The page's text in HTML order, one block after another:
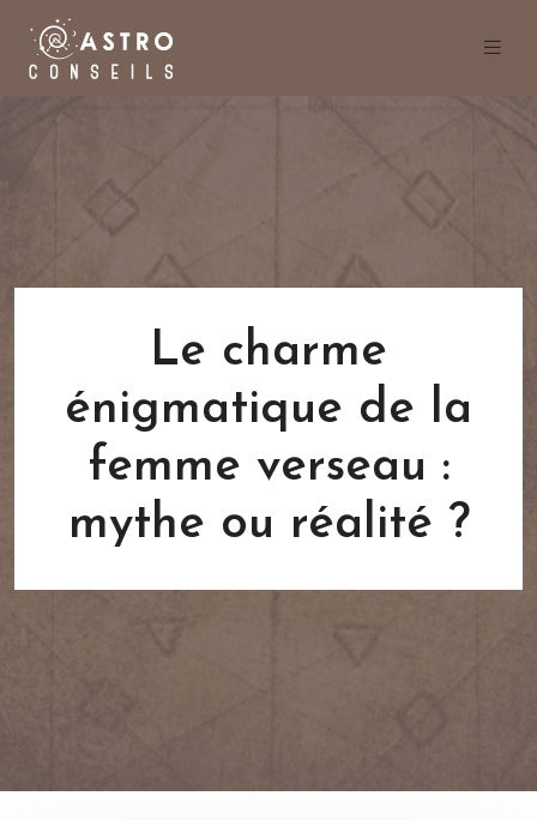
Le charme
énigmatique de la
femme verseau :
mythe ou réalité ?